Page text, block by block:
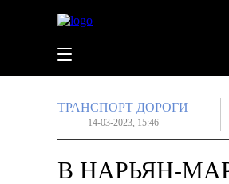
ТРАНСПОРТ ДОРОГИ
14-03-2023, 15:46
В НАРЬЯН-